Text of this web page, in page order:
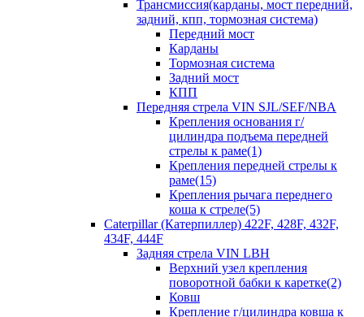
Трансмиссия(карданы, мост передний,
задний, кпп, тормозная система)
Передний мост
Карданы
Тормозная система
Задний мост
КПП
Передняя стрела VIN SJL/SEF/NBA
Крепления основания г/
цилиндра подъема передней
стрелы к раме(1)
Крепления передней стрелы к
раме(15)
Крепления рычага переднего
коша к стреле(5)
Caterpillar (Катерпиллер) 422F, 428F, 432F,
434F, 444F
Задняя стрела VIN LBH
Верхний узел крепления
поворотной бабки к каретке(2)
Ковш
Крепление г/цилиндра ковша к